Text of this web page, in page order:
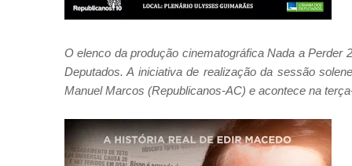
O elenco da produção cinematográfica Nada a Perder
Deputados. A iniciativa de realização da sessão
Manuel Marcos (Republicanos-AC) e acontece na